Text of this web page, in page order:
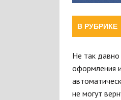
В РУБРИКЕ
Не так давно
оформления
не могут